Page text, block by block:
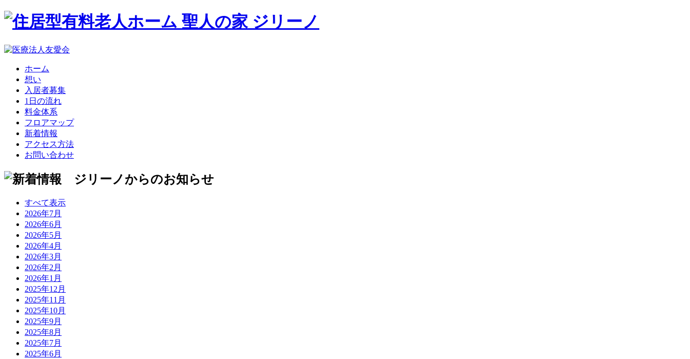
ホーム
想い
入居者募集
1日の流れ
料金体系
フロアマップ
新着情報
アクセス方法
お問い合わせ
すべて表示
2026年7月
2026年6月
2026年5月
2026年4月
2026年3月
2026年2月
2026年1月
2025年12月
2025年11月
2025年10月
2025年9月
2025年8月
2025年7月
2025年6月